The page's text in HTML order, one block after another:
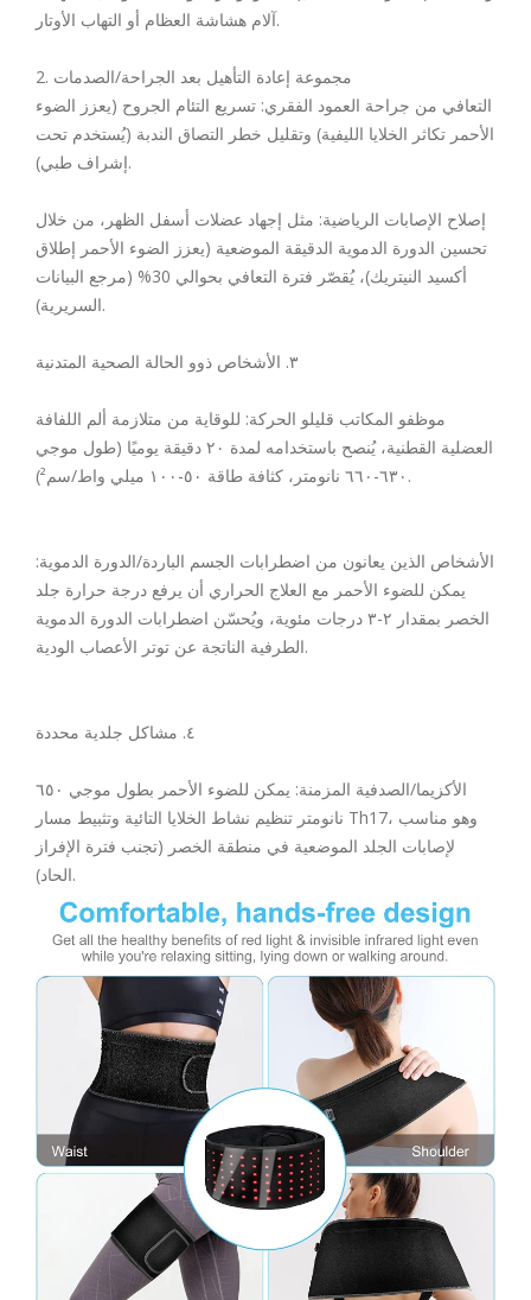
آلام هشاشة العظام أو التهاب الأوتار.
2. مجموعة إعادة التأهيل بعد الجراحة/الصدمات
التعافي من جراحة العمود الفقري: تسريع التئام الجروح (يعزز الضوء
الأحمر تكاثر الخلايا الليفية) وتقليل خطر التصاق الندبة (يُستخدم تحت
إشراف طبي).
إصلاح الإصابات الرياضية: مثل إجهاد عضلات أسفل الظهر، من خلال
تحسين الدورة الدموية الدقيقة الموضعية (يعزز الضوء الأحمر إطلاق
أكسيد النيتريك)، يُقصّر فترة التعافي بحوالي 30% (مرجع البيانات
السريرية).
٣. الأشخاص ذوو الحالة الصحية المتدنية
موظفو المكاتب قليلو الحركة: للوقاية من متلازمة ألم اللفافة
العضلية القطنية، يُنصح باستخدامه لمدة ٢٠ دقيقة يوميًا (طول موجي
٦٣٠-٦٦٠ نانومتر، كثافة طاقة ٥٠-١٠٠ ميلي واط/سم²).
الأشخاص الذين يعانون من اضطرابات الجسم الباردة/الدورة الدموية:
يمكن للضوء الأحمر مع العلاج الحراري أن يرفع درجة حرارة جلد
الخصر بمقدار ٢-٣ درجات مئوية، ويُحسّن اضطرابات الدورة الدموية
الطرفية الناتجة عن توتر الأعصاب الودية.
٤. مشاكل جلدية محددة
الأكزيما/الصدفية المزمنة: يمكن للضوء الأحمر بطول موجي ٦٥٠
نانومتر تنظيم نشاط الخلايا التائية وتثبيط مسار Th17، وهو مناسب
لإصابات الجلد الموضعية في منطقة الخصر (تجنب فترة الإفراز
الحاد).